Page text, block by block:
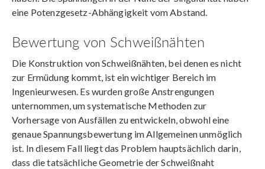
eine Potenzgesetz-Abhängigkeit vom Abstand.
Bewertung von Schweißnähten
Die Konstruktion von Schweißnähten, bei denen es nicht
zur Ermüdung kommt, ist ein wichtiger Bereich im
Ingenieurwesen. Es wurden große Anstrengungen
unternommen, um systematische Methoden zur
Vorhersage von Ausfällen zu entwickeln, obwohl eine
genaue Spannungsbewertung im Allgemeinen unmöglich
ist. In diesem Fall liegt das Problem hauptsächlich darin,
dass die tatsächliche Geometrie der Schweißnaht